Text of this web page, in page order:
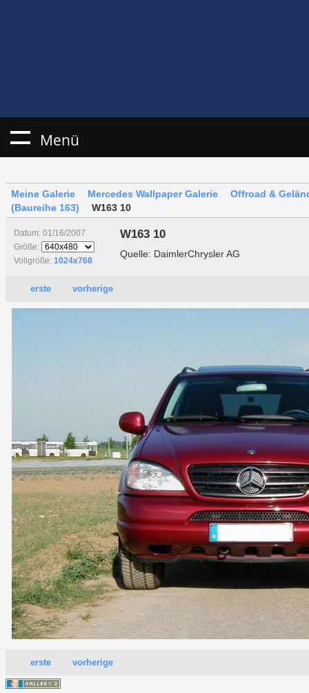
Menü
Meine Galerie Mercedes Wallpaper Galerie
Offroad &
(Baureihe 163)
W163 10
Datum: 01/16/2007
Größe:
Vollgröße: 1024x768
W163 10
Quelle: DaimlerChrysler AG
erste vorherige
erste vorherige